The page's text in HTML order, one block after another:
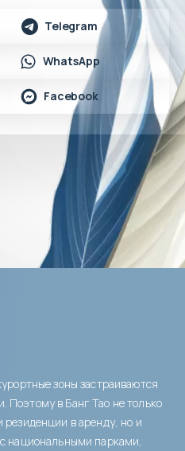
Telegram
WhatsApp
Facebook
зоны застраиваются
в Банг Тао не только
резиденции в аренду, но и
национальными парками,